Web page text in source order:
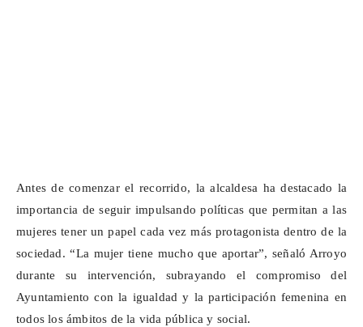
Antes de comenzar el recorrido, la alcaldesa ha destacado la
importancia de seguir impulsando políticas que permitan a las
mujeres tener un papel cada vez más protagonista dentro de la
sociedad. “La mujer tiene mucho que aportar”, señaló Arroyo
durante su intervención, subrayando el compromiso del
Ayuntamiento con la igualdad y la participación femenina en
todos los ámbitos de la vida pública y social.